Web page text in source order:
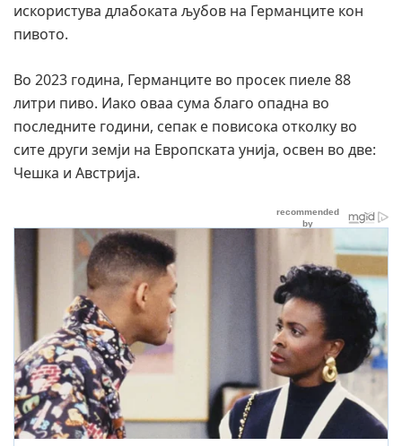
искористува длабоката љубов на Германците кон
пивото.
Во 2023 година, Германците во просек пиеле 88
литри пиво. Иако оваа сума благо опадна во
последните години, сепак е повисока отколку во
сите други земји на Европската унија, освен во две:
Чешка и Австрија.